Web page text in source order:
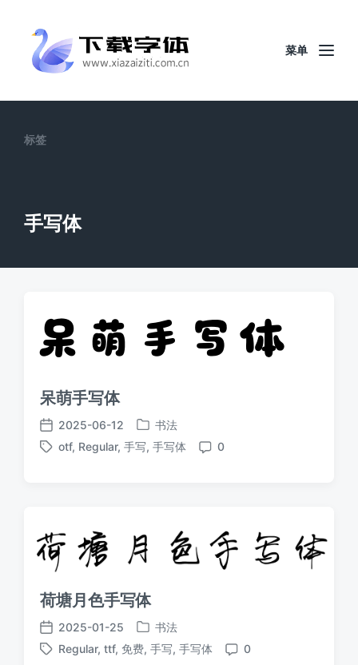
菜单
标签
手写体
呆萌手写体
发
布
2025-06-12
发
布
书法
标
otf, Regular, 手写, 手写体
评
0
荷塘月色手写体
发
布
2025-01-25
发
布
书法
标
Regular, ttf, 免费, 手写, 手写体
评
0